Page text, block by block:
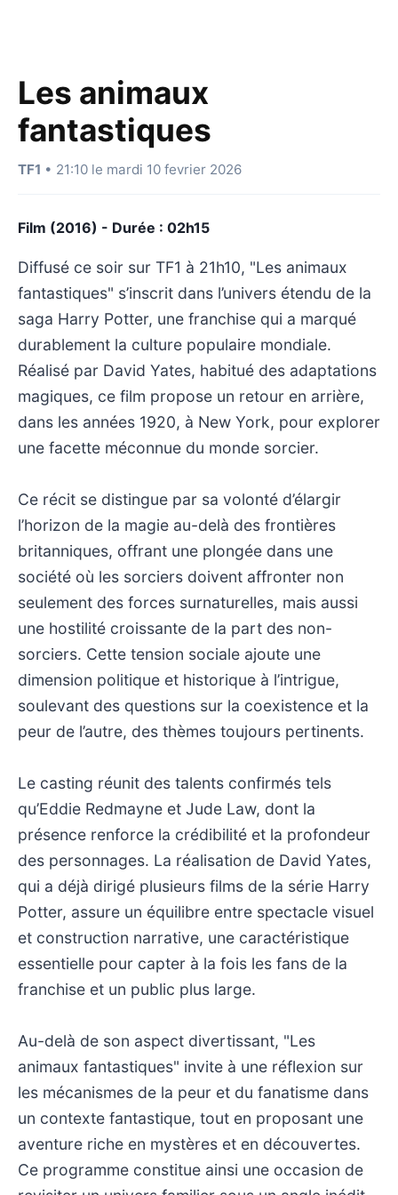
Les animaux
fantastiques
TF1 • 21:10 le mardi 10 fevrier 2026
Film (2016) - Durée : 02h15
Diffusé ce soir sur TF1 à 21h10, "Les animaux
fantastiques" s’inscrit dans l’univers étendu de la
saga Harry Potter, une franchise qui a marqué
durablement la culture populaire mondiale.
Réalisé par David Yates, habitué des adaptations
magiques, ce film propose un retour en arrière,
dans les années 1920, à New York, pour explorer
une facette méconnue du monde sorcier.
Ce récit se distingue par sa volonté d’élargir
l’horizon de la magie au-delà des frontières
britanniques, offrant une plongée dans une
société où les sorciers doivent affronter non
seulement des forces surnaturelles, mais aussi
une hostilité croissante de la part des non-
sorciers. Cette tension sociale ajoute une
dimension politique et historique à l’intrigue,
soulevant des questions sur la coexistence et la
peur de l’autre, des thèmes toujours pertinents.
Le casting réunit des talents confirmés tels
qu’Eddie Redmayne et Jude Law, dont la
présence renforce la crédibilité et la profondeur
des personnages. La réalisation de David Yates,
qui a déjà dirigé plusieurs films de la série Harry
Potter, assure un équilibre entre spectacle visuel
et construction narrative, une caractéristique
essentielle pour capter à la fois les fans de la
franchise et un public plus large.
Au-delà de son aspect divertissant, "Les
animaux fantastiques" invite à une réflexion sur
les mécanismes de la peur et du fanatisme dans
un contexte fantastique, tout en proposant une
aventure riche en mystères et en découvertes.
Ce programme constitue ainsi une occasion de